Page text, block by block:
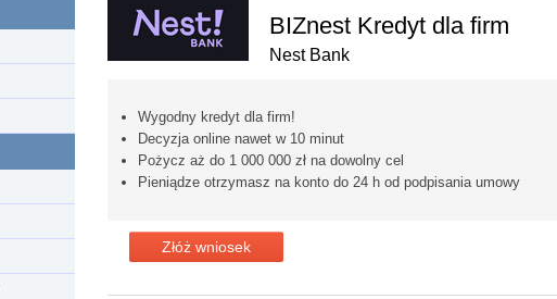
BIZnest Kredyt dla firm
Nest Bank
Wygodny kredyt dla firm!
Decyzja online nawet w 10 minut
Pożycz aż do 1 000 000 zł na dowolny cel
Pieniądze otrzymasz na konto do 24 h od podpisania umowy
Złóż wniosek